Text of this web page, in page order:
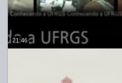
21:46